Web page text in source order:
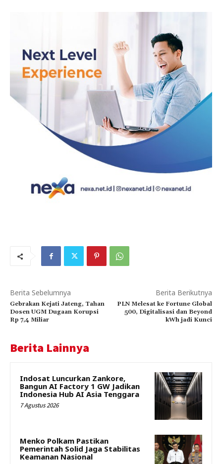
Berita Sebelumnya
Gebrakan Kejati Jateng, Tahan
Dosen UGM Dugaan Korupsi
Rp 7,4 Miliar
Berita Berikutnya
PLN Melesat ke Fortune Global
500, Digitalisasi dan Beyond
kWh jadi Kunci
Berita Lainnya
Indosat Luncurkan Zankore,
Bangun AI Factory 1 GW Jadikan
Indonesia Hub AI Asia Tenggara
7 Agustus 2026
Menko Polkam Pastikan
Pemerintah Solid Jaga Stabilitas
Keamanan Nasional